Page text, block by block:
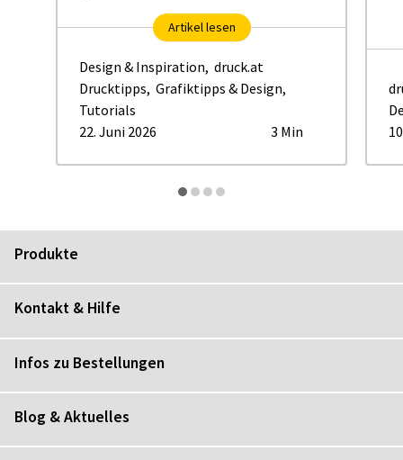
Artikel lesen
Design & Inspiration, druck.at
Drucktipps, Grafiktipps & Design,
Tutorials
22. Juni 2026
3 Min
Produkte
Kontakt & Hilfe
Infos zu Bestellungen
Blog & Aktuelles